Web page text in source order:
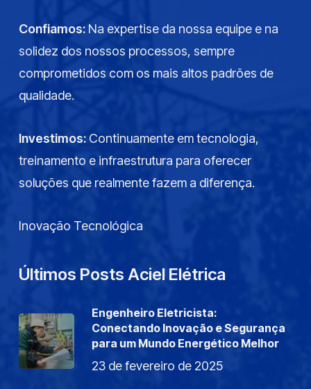
Confiamos:Na expertise da nossa equipe e na
solidez dos nossos processos, sempre
comprometidos com os mais altos padrões de
qualidade.
Investimos:Continuamente em tecnologia,
treinamento e infraestrutura para oferecer
soluções que realmente fazem a diferença.
Inovação Tecnológica
Últimos Posts Aciel Elétrica
Engenheiro Eletricista:
Conectando Inovação e Segurança
para um Mundo Energético Melhor
23 de fevereiro de 2025